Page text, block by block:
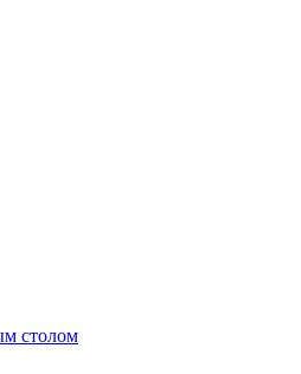
столом